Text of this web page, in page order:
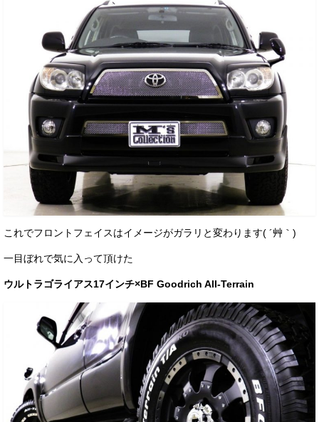
これでフロントフェイスはイメージがガラリと変わります( ´艸｀)
一目ぼれで気に入って頂けた
ウルトラゴライアス17インチ×BF Goodrich All-Terrain